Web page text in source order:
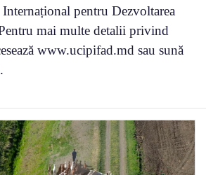
pentru Dezvoltarea
mai multe detalii privind
www.ucipifad.md sau sună